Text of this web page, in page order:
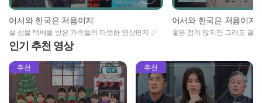
어서와 한국은 처음이지
설 선물 택배를 받은 가족들의 따뜻한 영상편지♡
어서와 한국은 처음이지
좋은 점이 많지만 그래도 결
인기 추천 영상
추천 추천